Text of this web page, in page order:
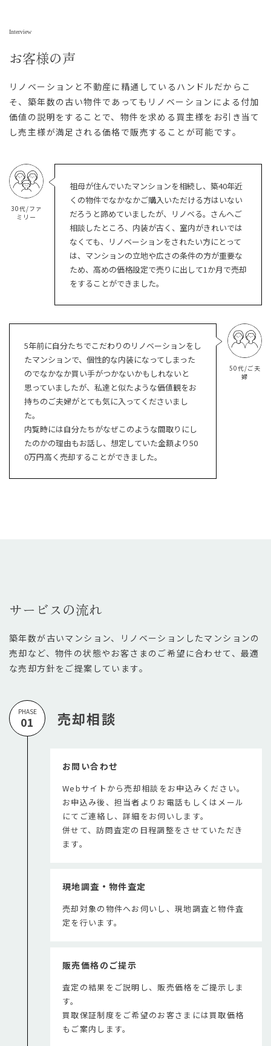
Interview
お客様の声
リノベーションと不動産に精通しているハンドルだからこ
そ、築年数の古い物件であってもリノベーションによる付加
価値の説明をすることで、物件を求める買主様をお引き当て
し売主様が満足される価格で販売することが可能です。
30代/ファ
ミリー
祖母が住んでいたマンションを相続し、築40年近
くの物件でなかなかご購入いただける方はいない
だろうと諦めていましたが、リノベる。さんへご
相談したところ、内装が古く、室内がきれいでは
なくても、リノベーションをされたい方にとって
は、マンションの立地や広さの条件の方が重要な
ため、高めの価格設定で売りに出して1か月で売却
をすることができました。
50代/ご夫
婦
5年前に自分たちでこだわりのリノベーションをし
たマンションで、個性的な内装になってしまった
のでなかなか買い手がつかないかもしれないと
思っていましたが、私達と似たような価値観をお
持ちのご夫婦がとても気に入ってくださいまし
た。
内覧時には自分たちがなぜこのような間取りにし
たのかの理由もお話し、想定していた金額より50
0万円高く売却することができました。
サービスの流れ
築年数が古いマンション、リノベーションしたマンションの
売却など、物件の状態やお客さまのご希望に合わせて、最適
な売却方針をご提案しています。
PHASE
01 売却相談
お問い合わせ
Webサイトから売却相談をお申込みください。
お申込み後、担当者よりお電話もしくはメール
にてご連絡し、詳細をお伺いします。
併せて、訪問査定の日程調整をさせていただき
ます。
現地調査・物件査定
売却対象の物件へお伺いし、現地調査と物件査
定を行います。
販売価格のご提示
査定の結果をご説明し、販売価格をご提示しま
す。
買取保証制度をご希望のお客さまには買取価格
もご案内します。